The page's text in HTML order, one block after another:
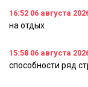
16:52 06 августа
на отдых
15:58 06 августа
способности ряд